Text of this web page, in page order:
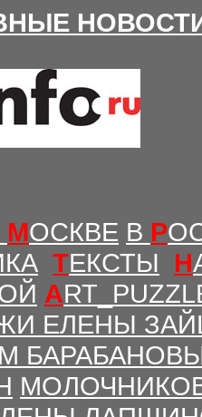
Н
МОСКВЕ В Р
ТЕКСТЫ Н
A
ЕЛЕНЫ